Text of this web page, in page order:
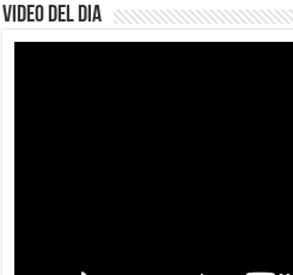
Video del dia